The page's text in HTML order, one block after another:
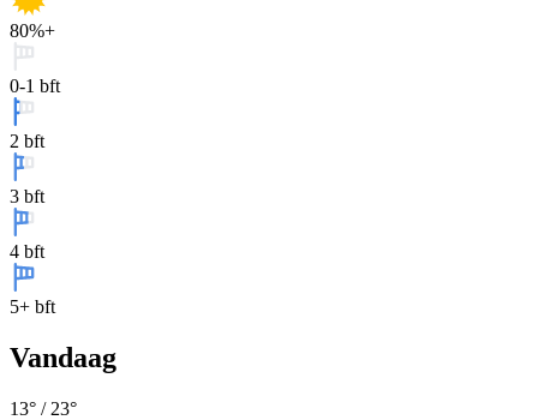
80%+
0-1 bft
2 bft
3 bft
4 bft
5+ bft
Vandaag
13° / 23°